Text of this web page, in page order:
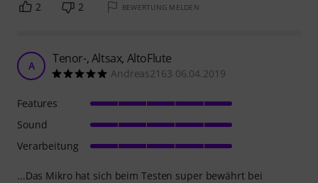
2 2 BEWERTUNG MELDEN
A Tenor-, Altsax, AltoFlute
Andreas2163 06.04.2019
...Das Mikro hat sich beim Testen super bewährt bei
Features
Sound
Verarbeitung